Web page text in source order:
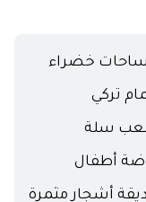
خضراء
تركي
سلة
أطفال
أشجار مثمرة